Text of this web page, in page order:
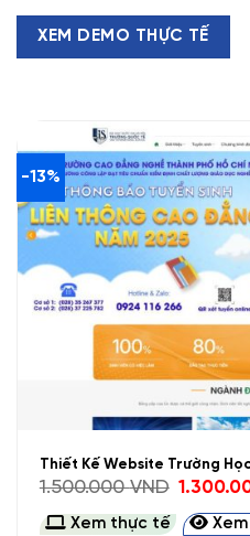
XEM DEMO THỰC TẾ
-13%
Thiết Kế Website Trường
1.500.000VND Giá
gốc
là:
1.500.000
Xem thực tế